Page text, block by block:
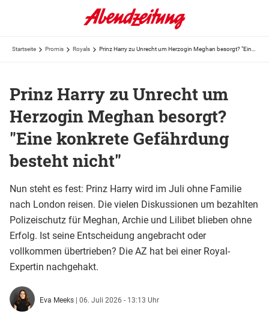
Startseite Promis Royals
Prinz Harry zu Unrecht um
Herzogin Meghan besorgt?
"Eine konkrete Gefährdung
besteht nicht"
Nun steht es fest: Prinz Harry wird im Juli ohne Familie
nach London reisen. Die vielen Diskussionen um bezahlten
Polizeischutz für Meghan, Archie und Lilibet blieben ohne
Erfolg. Ist seine Entscheidung angebracht oder
vollkommen übertrieben? Die AZ hat bei einer Royal-
Expertin nachgehakt.
Eva Meeks | 06. Juli 2026 - 13:13 Uhr